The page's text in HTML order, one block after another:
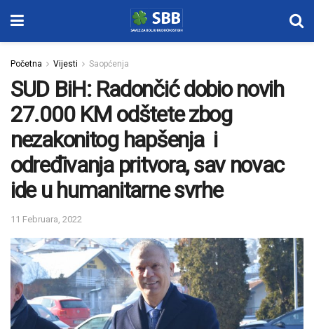
Početna Vijesti Saopćenja
SUD BiH: Radončić dobio novih
27.000 KM odštete zbog
nezakonitog hapšenja i
određivanja pritvora, sav novac
ide u humanitarne svrhe
11 Februara, 2022